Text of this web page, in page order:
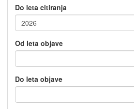
Do leta citiranja
Od leta objave
Do leta objave